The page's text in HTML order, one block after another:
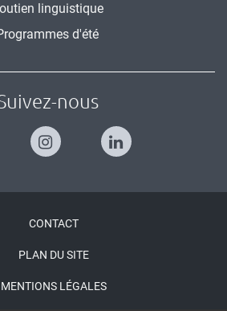
linguistique
d'été
nous
CONTACT
PLAN DU SITE
MENTIONS LÉGALES